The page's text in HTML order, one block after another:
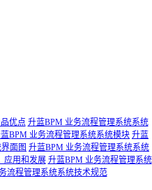
优点 升蓝BPM 业务流程管理系统系统
BPM 业务流程管理系统系统模块 升蓝
面图 升蓝BPM 业务流程管理系统系统
应用和发展 升蓝BPM 业务流程管理系统
流程管理系统系统技术规范